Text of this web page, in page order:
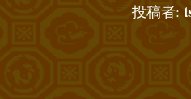
投稿者: